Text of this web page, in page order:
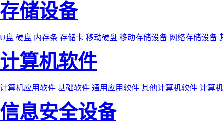
存储设备
U盘 硬盘 内存条 存储卡 移动硬盘 移动存储设备 网络存储设备
计算机软件
计算机应用软件 基础软件 通用应用软件 其他计算机软件 计算
信息安全设备